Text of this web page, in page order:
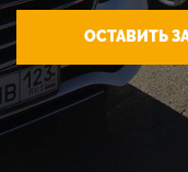
ОСТАВИТЬ